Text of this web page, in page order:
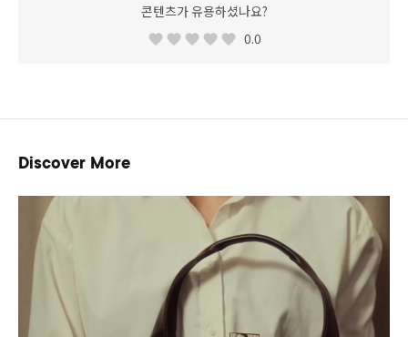
콘텐츠가 유용하셨나요?
0.0
Discover More